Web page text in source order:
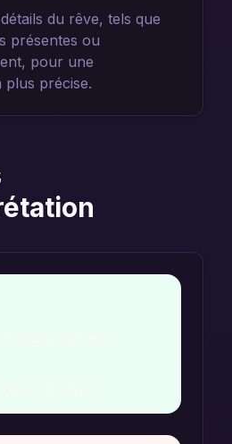
du rêve, tels que
présentes ou
pour une
précise.